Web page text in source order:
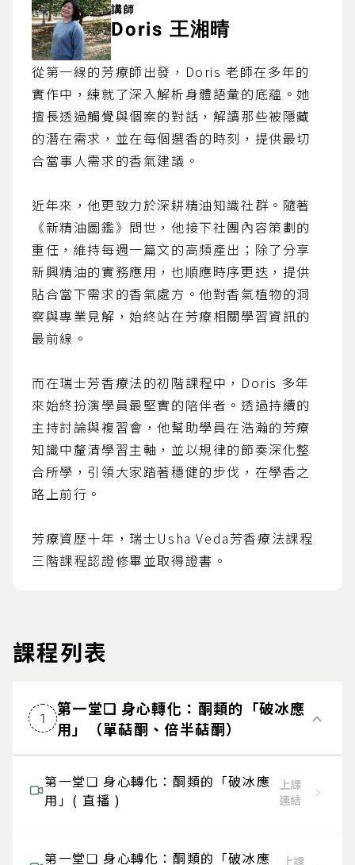
講師
Doris 王湘晴
從第一線的芳療師出發，Doris 老師在多年的
實作中，練就了深入解析身體語彙的底蘊。她
擅長透過觸覺與個案的對話，解讀那些被隱藏
的潛在需求，並在每個選香的時刻，提供最切
合當事人需求的香氣建議。
近年來，他更致力於深耕精油知識社群。隨著
《新精油圖鑑》問世，他接下社團內容策劃的
重任，維持每週一篇文的高頻產出；除了分享
新興精油的實務應用，也順應時序更迭，提供
貼合當下需求的香氣處方。他對香氣植物的洞
察與專業見解，始終站在芳療相關學習資訊的
最前線。
而在瑞士芳香療法的初階課程中，Doris 多年
來始終扮演學員最堅實的陪伴者。透過持續的
主持討論與複習會，他幫助學員在浩瀚的芳療
知識中釐清學習主軸，並以規律的節奏深化整
合所學，引領大家踏著穩健的步伐，在學香之
路上前行。
芳療資歷十年，瑞士Usha Veda芳香療法課程
三階課程認證修畢並取得證書。
課程列表
1
第一堂❏ 身心轉化：酮類的「破冰應
用」（單萜酮、倍半萜酮）
第一堂❏ 身心轉化：酮類的「破冰應
用」( 直播 )
上課
連結
第一堂❏ 身心轉化：酮類的「破冰應
上課